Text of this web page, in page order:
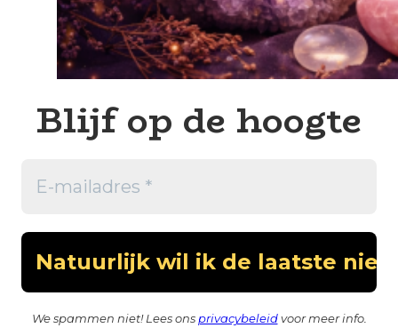
Blijf op de hoogte
We spammen niet! Lees ons privacybeleidvoor meer info.